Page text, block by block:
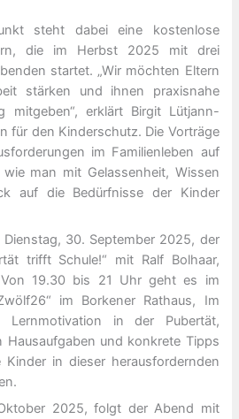
steht dabei eine kostenlose
die im Herbst 2025 mit drei
startet. „Wir möchten Eltern
stärken und ihnen praxisnahe
mitgeben“, erklärt Birgit Lütjann-
für den Kinderschutz. Die Vorträge
im Familienleben auf
man mit Gelassenheit, Wissen
auf die Bedürfnisse der Kinder
30. September 2025, der
trifft Schule!“ mit Ralf Bolhaar,
Von 19.30 bis 21 Uhr geht es im
im Borkener Rathaus, Im
Lernmotivation in der Pubertät,
Hausaufgaben und konkrete Tipps
in dieser herausfordernden
2025, folgt der Abend mit